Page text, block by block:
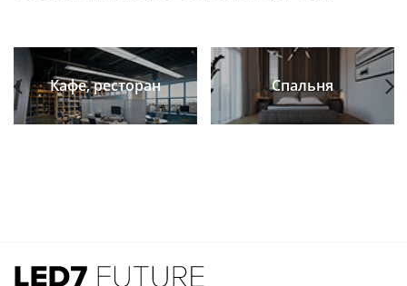
Previous
Кафе, ресторан Спальня